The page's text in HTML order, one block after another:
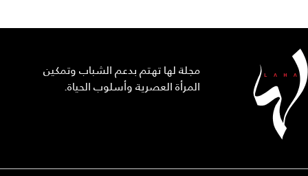
مجلة لها تهتم بدعم الشباب وتمكين
المرأة العصرية وأسلوب الحياة.